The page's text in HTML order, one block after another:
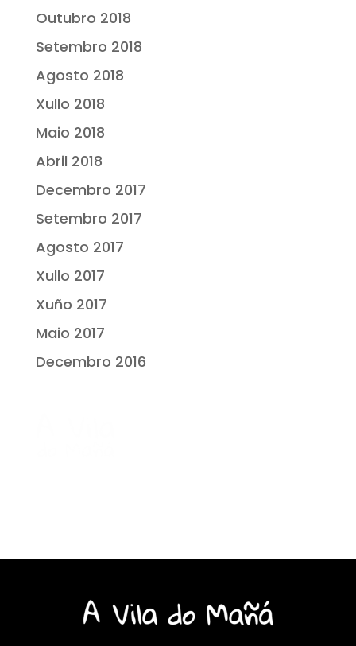
Outubro 2018
Setembro 2018
Agosto 2018
Xullo 2018
Maio 2018
Abril 2018
Decembro 2017
Setembro 2017
Agosto 2017
Xullo 2017
Xuño 2017
Maio 2017
Decembro 2016